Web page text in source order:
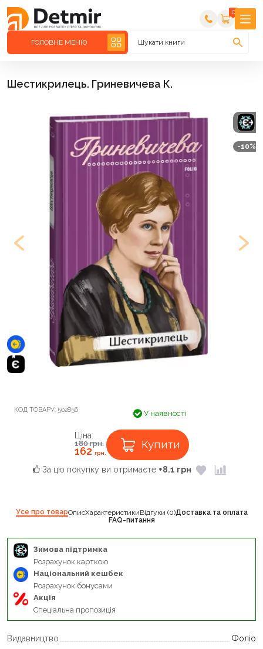
0
ГОЛОВНЕ МЕНЮ Шукати книги
Шестикрилець. Гриневичева К.
-10%
КОД ТОВАРУ: 502856 У наявності
Ціна:
180грн.
162грн.
Купити
За цю покупку ви отримаєте +8.1 грн
Усе про товарОписХарактеристикиВідгуки (0)Доставка та оплата
FAQ-питання
Зимова підтримка
Розрахунок карткою
Національний кешбек
Розрахунок бонусами
Акція
Спеціальна пропозиція
Видавництво
Фоліо